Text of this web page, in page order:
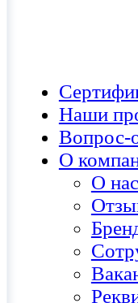
Наши
Вопрос-
О
О нас